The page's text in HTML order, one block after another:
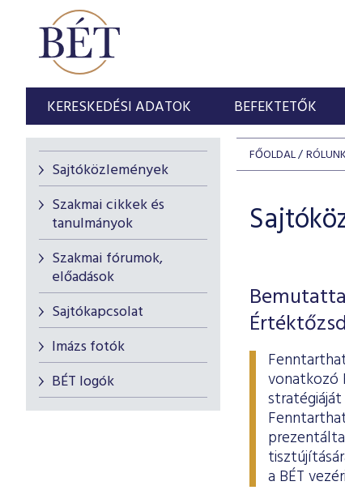
KERESKEDÉSI ADATOK BEFEKTETŐK
Sajtóközlemények
Szakmai cikkek és
tanulmányok
Szakmai fórumok,
előadások
Sajtókapcsolat
Imázs fotók
BÉT logók
FŐOLDAL RÓLUNK
vonatkozó
stratégiáját
a BÉT